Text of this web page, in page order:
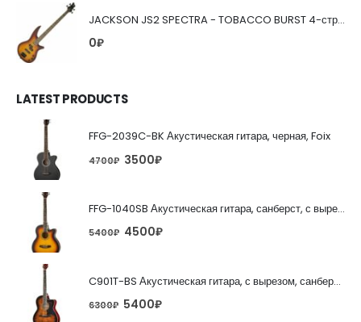
JACKSON JS2 SPECTRA - TOBACCO BURST 4-струнная бас-гитара
0₽
LATEST PRODUCTS
FFG-2039C-BK Акустическая гитара, черная, Foix
4700₽ 3500₽
FFG-1040SB Акустическая гитара, санберст, с вырезом, Foix
5400₽ 4500₽
C901T-BS Акустическая гитара, с вырезом, санберст, Caraya
6300₽ 5400₽